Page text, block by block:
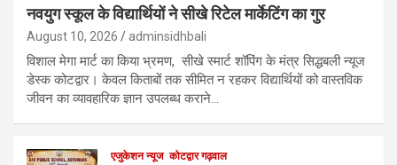
नवयुग स्कूल के विद्यार्थियों ने सीखे रिटेल मार्केटिंग का गुर
August 10, 2026 adminsidhbali
विशाल मेगा मार्ट का किया भ्रमण, सीखे स्मार्ट शॉपिंग के मंत्र सिद्धबली न्यूज
डेस्क कोटद्वार। केवल किताबों तक सीमित न रहकर विद्यार्थियों को वास्तविक
जीवन का व्यावहारिक ज्ञान उपलब्ध कराने…
एजुकेशन न्‍यूज कोटद्वार गढ़वाल